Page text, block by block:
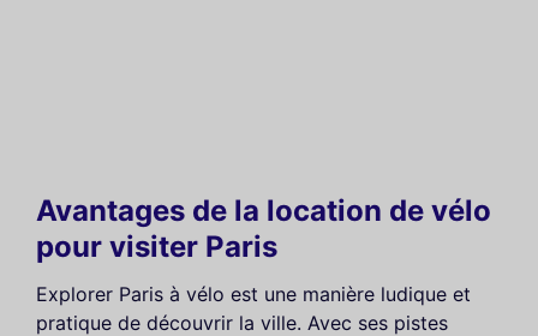
Avantages de la location de vélo
pour visiter Paris
Explorer Paris à vélo est une manière ludique et
pratique de découvrir la ville. Avec ses pistes